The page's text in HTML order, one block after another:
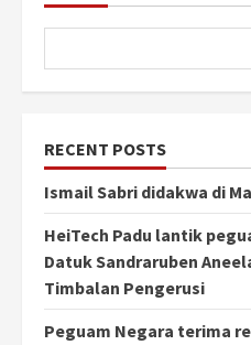
RECENT POSTS
Ismail Sabri didakwa di
HeiTech Padu lantik
Datuk Sandraruben
Timbalan Pengerusi
Peguam Negara terima